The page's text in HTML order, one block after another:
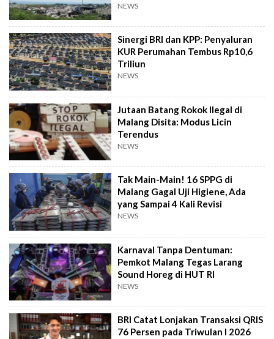
NEWS
Sinergi BRI dan KPP: Penyaluran
KUR Perumahan Tembus Rp10,6
Triliun
NEWS
Jutaan Batang Rokok Ilegal di
Malang Disita: Modus Licin
Terendus
NEWS
Tak Main-Main! 16 SPPG di
Malang Gagal Uji Higiene, Ada
yang Sampai 4 Kali Revisi
NEWS
Karnaval Tanpa Dentuman:
Pemkot Malang Tegas Larang
Sound Horeg di HUT RI
NEWS
BRI Catat Lonjakan Transaksi QRIS
76 Persen pada Triwulan I 2026